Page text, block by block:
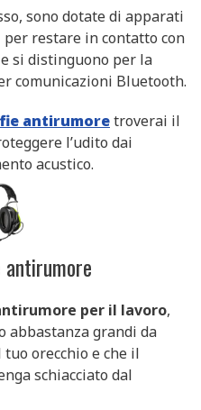
sono dotate di apparati
restare in contatto con
si distinguono per la
comunicazioni Bluetooth.
antirumoretroverai il
l’udito dai
acustico.
antirumore
per il lavoro,
abbastanza grandi da
orecchio e che il
schiacciato dal